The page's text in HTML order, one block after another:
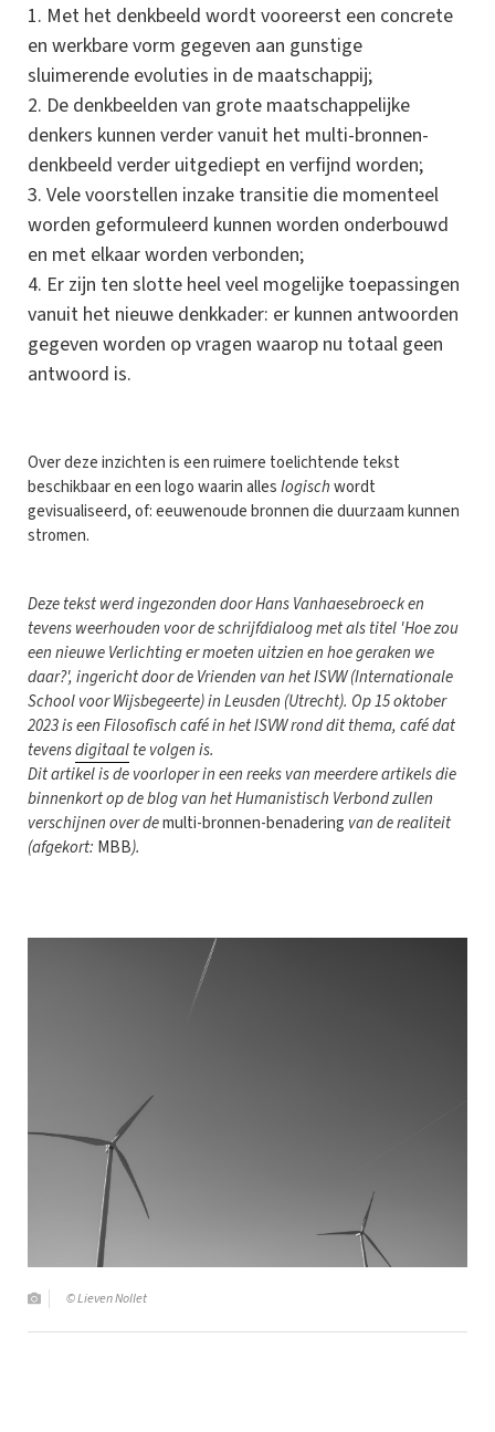
Met het denkbeeld wordt vooreerst een concrete
en werkbare vorm gegeven aan gunstige
sluimerende evoluties in de maatschappij;
De denkbeelden van grote maatschappelijke
denkers kunnen verder vanuit het multi-bronnen-
denkbeeld verder uitgediept en verfijnd worden;
Vele voorstellen inzake transitie die momenteel
worden geformuleerd kunnen worden onderbouwd
en met elkaar worden verbonden;
Er zijn ten slotte heel veel mogelijke toepassingen
vanuit het nieuwe denkkader: er kunnen antwoorden
gegeven worden op vragen waarop nu totaal geen
antwoord is.
Over deze inzichten is een ruimere toelichtende tekst
beschikbaar en een logo waarin alleslogischwordt
gevisualiseerd, of: eeuwenoude bronnen die duurzaam kunnen
stromen.
Deze tekst werd ingezonden door Hans Vanhaesebroeck en
tevens weerhouden voor de schrijfdialoog met als titel 'Hoe zou
een nieuwe Verlichting er moeten uitzien en hoe geraken we
daar?', ingericht door de Vrienden van het ISVW (Internationale
School voor Wijsbegeerte) in Leusden (Utrecht). Op 15 oktober
2023 is een Filosofisch café in het ISVW rond dit thema, café dat
tevensdigitaalte volgen is.
Dit artikel is de voorloper in een reeks van meerdere artikels die
binnenkort op de blog van het Humanistisch Verbond zullen
verschijnen over demulti-bronnen-benadering van de realiteit
(afgekort: MBB).
© Lieven Nollet